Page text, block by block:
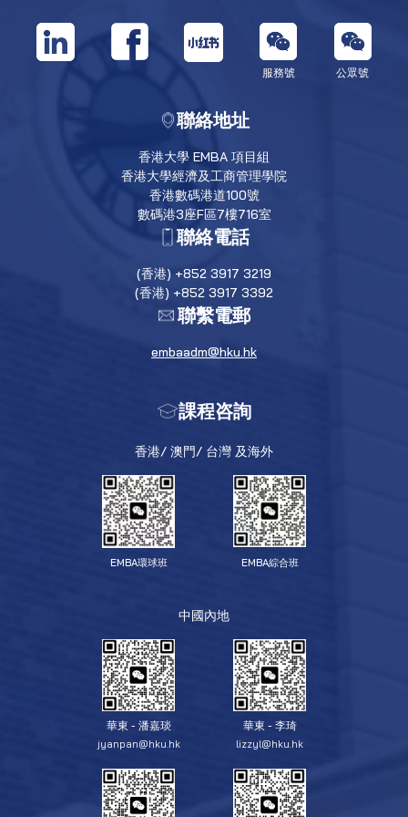
服務號 公眾號
聯絡地址
香港大學 EMBA 項目組
香港大學經濟及工商管理學院
香港數碼港道100號
數碼港3座F區7樓716室
聯絡電話
(香港) +852 3917 3219
(香港) +852 3917 3392
聯繫電郵
embaadm@hku.hk
課程咨詢
香港/ 澳門/ 台灣 及海外
EMBA環球班 EMBA綜合班
中國內地
華東 - 潘嘉琰
jyanpan@hku.hk
華東 - 李琦
lizzyl@hku.hk